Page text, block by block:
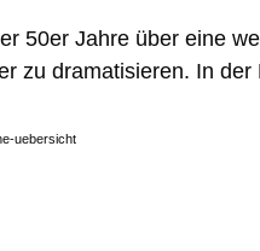
50er Jahre über eine
zu dramatisieren. In
uebersicht